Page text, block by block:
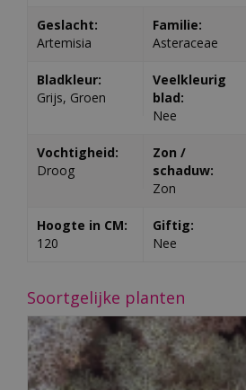
Geslacht:
Artemisia
Familie:
Asteraceae
Bladkleur:
Grijs, Groen
Veelkleurig
blad:
Nee
Vochtigheid:
Droog
Zon /
schaduw:
Zon
Hoogte in CM:
120
Giftig:
Nee
Soortgelijke planten